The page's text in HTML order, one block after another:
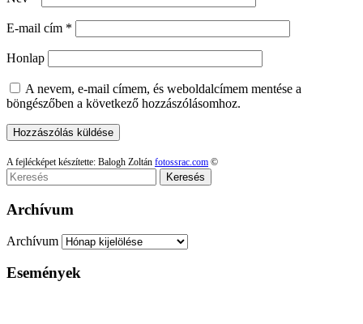
E-mail cím *
Honlap
A nevem, e-mail címem, és weboldalcímem mentése a
böngészőben a következő hozzászólásomhoz.
A fejlécképet készítette: Balogh Zoltán fotossrac.com ©
Keresés
Archívum
Archívum
Események